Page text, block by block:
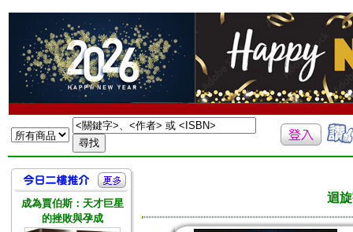
成為賈伯斯：天才巨星
的挫敗與孕成
迴